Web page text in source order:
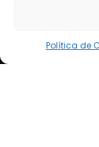
Política de